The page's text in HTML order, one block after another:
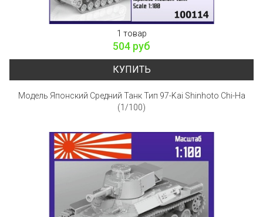
1 товар
504 руб
КУПИТЬ
Модель Японский Средний Танк Тип 97-Kai Shinhoto Chi-Ha
(1/100)